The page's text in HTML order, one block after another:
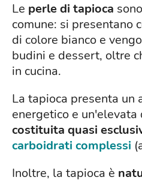
Le perle di tapioca
comune: si presentano
di colore bianco e
budini e dessert, oltre
in cucina.
La tapioca presenta un
energetico e
costituita quasi
carboidrati complessi
Inoltre, la tapioca è